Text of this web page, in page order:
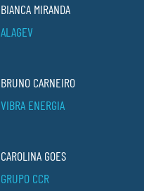
BIANCA MIRANDA
ALAGEV
BRUNO CARNEIRO
VIBRA ENERGIA
CAROLINA GOES
GRUPO CCR